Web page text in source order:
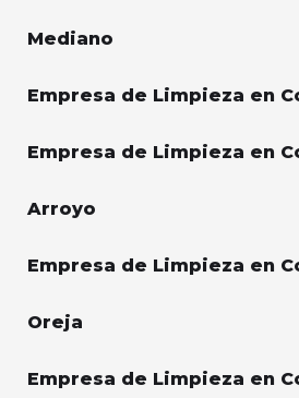
Mediano
Empresa de Limpieza en
Empresa de Limpieza en
Arroyo
Empresa de Limpieza en
Oreja
Empresa de Limpieza en